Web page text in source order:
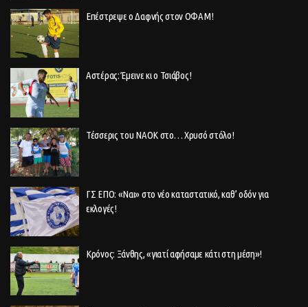
Επέστρεψε ο Δαφνής στον ΟΦΑΜ!
Αστέρας: Έμεινε κι ο Τσιάβος!
Τέσσερις του ΝΑΟΚ στο… Χρυσό στόλο!
ΓΣ ΕΠΟ: «Ναι» στο νέο καταστατικό, καθ’ οδόν για
εκλογές!
Κρόνος: Ξάνθης, «γιατί αφήσαμε κάτι στη μέση»!